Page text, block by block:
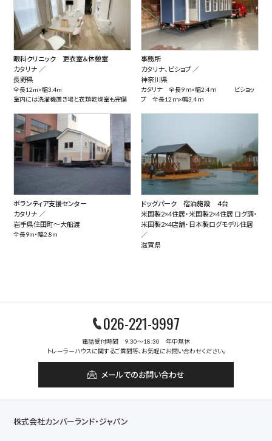
眼科クリニック 更衣室＆休憩室
カタリナ ／
長野県
全長12m×幅3.4m
室内には洗濯機置き場と衣類乾燥室も完備
事務所
カタリナ、ビショプ ／
神奈川県
カタリナ 全長9ｍ×幅2.4ｍ ビショッ
プ 全長12ｍ×幅3.4ｍ
ボランティア支援センター
カタリナ ／
岩手県住田町～大船渡
全長9m・幅2.8m
ドッグパーク 宿泊施設 ４台
米国製2×4住居・米国製2×4住居 ログ調・
米国製2×4店舗・日本製ログモデル住居
／
滋賀県
026-221-9997
電話受付時間 9:30～18:30 年中無休
トレーラーハウスに関するご質問等、お気軽にお問い合わせください。
メールでのお問い合わせ
株式会社カンバーランド・ジャパン